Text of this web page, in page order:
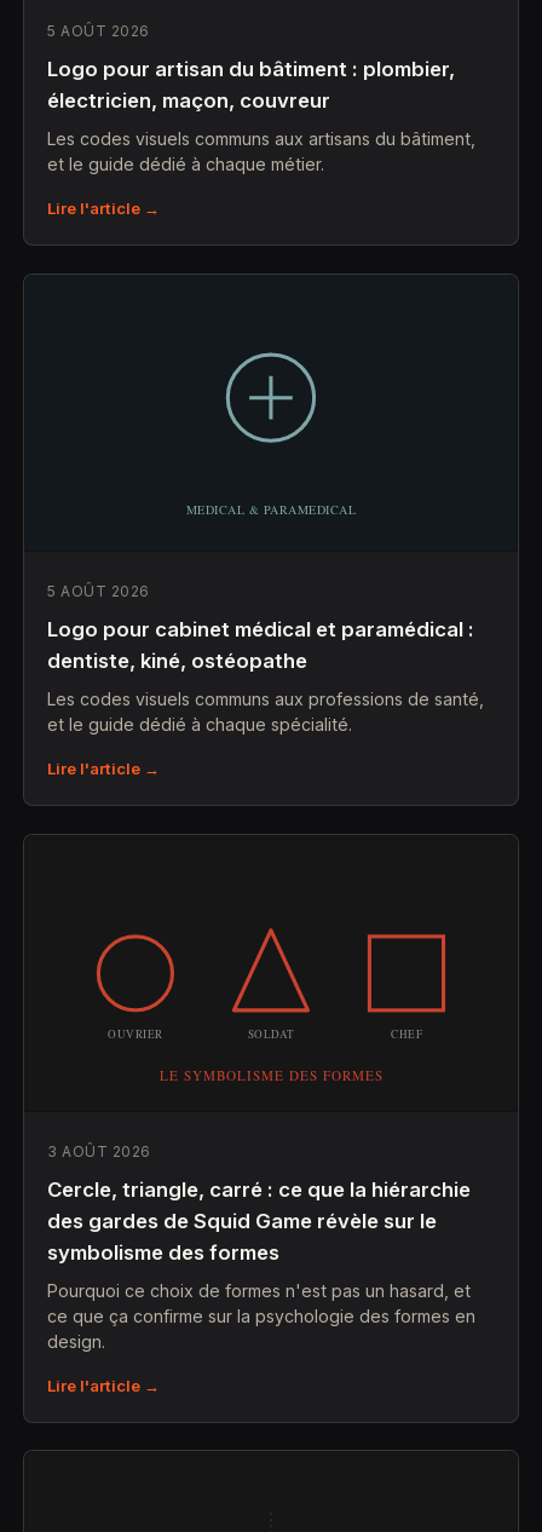
5 AOÛT 2026
Logo pour artisan du bâtiment : plombier,
électricien, maçon, couvreur
Les codes visuels communs aux artisans du bâtiment,
et le guide dédié à chaque métier.
Lire l'article →
5 AOÛT 2026
Logo pour cabinet médical et paramédical :
dentiste, kiné, ostéopathe
Les codes visuels communs aux professions de santé,
et le guide dédié à chaque spécialité.
Lire l'article →
3 AOÛT 2026
Cercle, triangle, carré : ce que la hiérarchie
des gardes de Squid Game révèle sur le
symbolisme des formes
Pourquoi ce choix de formes n'est pas un hasard, et
ce que ça confirme sur la psychologie des formes en
design.
Lire l'article →